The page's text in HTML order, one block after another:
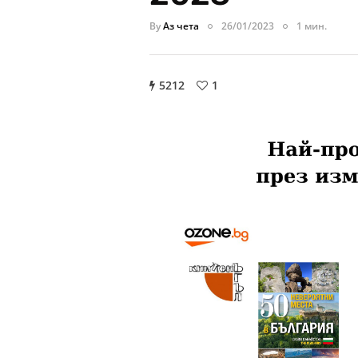
ByАз чета 26/01/2023 1 мин.
5212 1